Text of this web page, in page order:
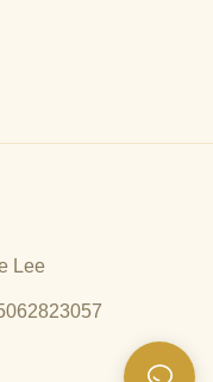
Lee